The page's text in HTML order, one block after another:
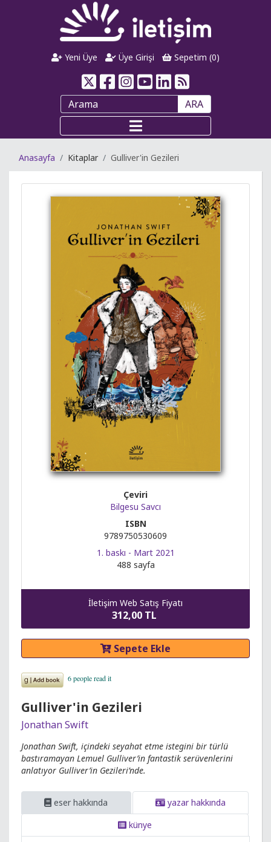
Yeni Üye Üye Girişi Sepetim (0)
ARA
Anasayfa Kitaplar Gulliver'in Gezileri
Çeviri
Bilgesu Savcı
ISBN
9789750530609
1. baskı - Mart 2021
488 sayfa
İletişim Web Satış Fiyatı
312,00 TL
Sepete Ekle
Gulliver'in Gezileri
Jonathan Swift
Jonathan Swift, içindeki seyahat etme istegini bir türlü
bastıramayan Lemuel Gulliver’in fantastik serüvenlerini
anlatıyor Gulliver’in Gezileri’nde.
eser hakkında
yazar hakkında
künye